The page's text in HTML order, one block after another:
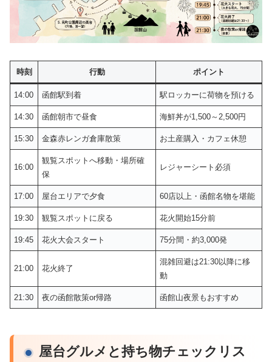
時刻 行動 ポイント
14:00 函館駅到着 駅ロッカーに荷物を預ける
14:30 函館朝市で昼食 海鮮丼が1,500～2,500円
15:30 金森赤レンガ倉庫散策 お土産購入・カフェ休憩
16:00
観覧スポットへ移動・場所確
保
レジャーシート必須
17:00 屋台エリアで夕食 60店以上・函館名物を堪能
19:30 観覧スポットに戻る 花火開始15分前
19:45 花火大会スタート 75分間・約3,000発
21:00 花火終了
混雑回避は21:30以降に移
動
21:30 夜の函館散策or帰路 函館山夜景もおすすめ
屋台グルメと持ち物チェックリス